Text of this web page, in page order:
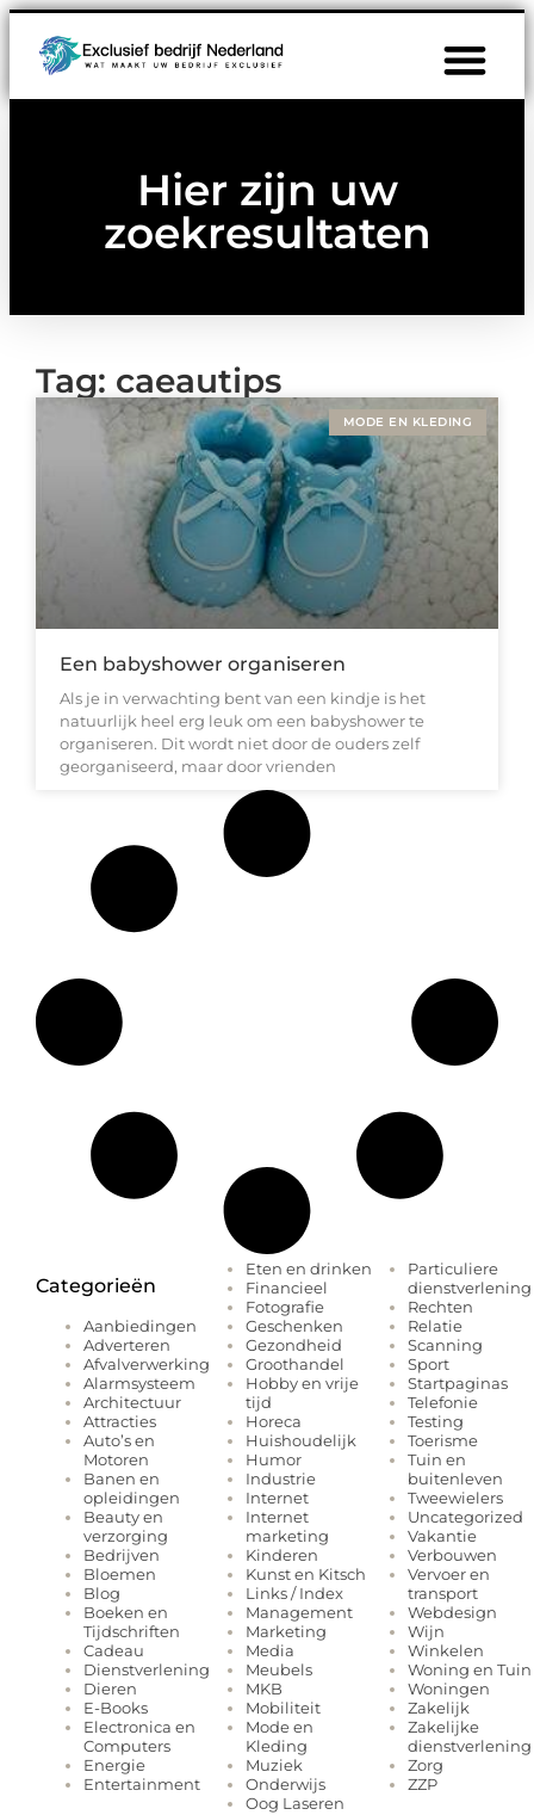
Hier zijn uw
zoekresultaten
Tag: caeautips
MODE EN KLEDING
Een babyshower organiseren
Als je in verwachting bent van een kindje is het
natuurlijk heel erg leuk om een babyshower te
organiseren. Dit wordt niet door de ouders zelf
georganiseerd, maar door vrienden
Categorieën
Aanbiedingen
Adverteren
Afvalverwerking
Alarmsysteem
Architectuur
Attracties
Auto’s en
Motoren
Banen en
opleidingen
Beauty en
verzorging
Bedrijven
Bloemen
Blog
Boeken en
Tijdschriften
Cadeau
Dienstverlening
Dieren
E-Books
Electronica en
Computers
Energie
Entertainment
Eten en drinken
Financieel
Fotografie
Geschenken
Gezondheid
Groothandel
Hobby en vrije
tijd
Horeca
Huishoudelijk
Humor
Industrie
Internet
Internet
marketing
Kinderen
Kunst en Kitsch
Links / Index
Management
Marketing
Media
Meubels
MKB
Mobiliteit
Mode en
Kleding
Muziek
Onderwijs
Oog Laseren
Particuliere
dienstverlening
Rechten
Relatie
Scanning
Sport
Startpaginas
Telefonie
Testing
Toerisme
Tuin en
buitenleven
Tweewielers
Uncategorized
Vakantie
Verbouwen
Vervoer en
transport
Webdesign
Wijn
Winkelen
Woning en Tuin
Woningen
Zakelijk
Zakelijke
dienstverlening
Zorg
ZZP